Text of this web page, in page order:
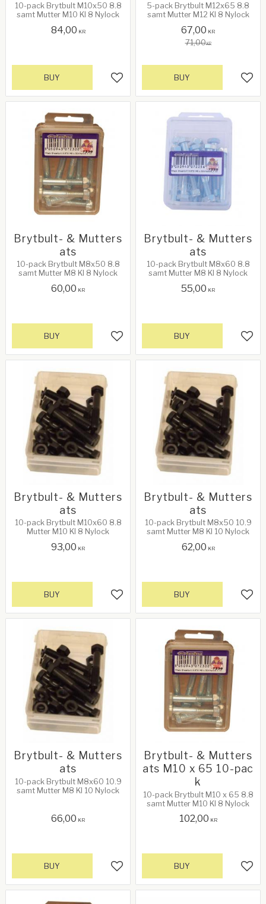
10-pack Brytbult M10x50 8.8
samt Mutter M10 Kl 8 Nylock
84,00 KR
Add to favorites
BUY
5-pack Brytbult M12x65 8.8
samt Mutter M12 Kl 8 Nylock
67,00 KR
71,00KR
BUY
Brytbult- & Mutters
ats
10-pack Brytbult M8x50 8.8
samt Mutter M8 Kl 8 Nylock
60,00 KR
Add to favorites
BUY
Brytbult- & Mutters
ats
10-pack Brytbult M8x60 8.8
samt Mutter M8 Kl 8 Nylock
55,00 KR
BUY
Brytbult- & Mutters
ats
10-pack Brytbult M10x60 8.8
Mutter M10 Kl 8 Nylock
93,00 KR
Add to favorites
BUY
Brytbult- & Mutters
ats
10-pack Brytbult M8x50 10.9
samt Mutter M8 Kl 10 Nylock
62,00 KR
BUY
Brytbult- & Mutters
ats
10-pack Brytbult M8x60 10.9
samt Mutter M8 Kl 10 Nylock
66,00 KR
Add to favorites
BUY
Brytbult- & Mutters
ats M10 x 65 10-pac
k
10-pack Brytbult M10 x 65 8.8
samt Mutter M10 Kl 8 Nylock
102,00 KR
BUY